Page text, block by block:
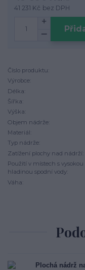
41 231 Kč bez DPH
Číslo produktu:
Výrobce:
Délka:
Šířka:
Výška:
Objem nádrže:
Materiál:
Typ nádrže:
Zatížení plochy nad nádrží:
Použití v místech s vysokou
hladinou spodní vody:
Váha:
Plochá nádrž